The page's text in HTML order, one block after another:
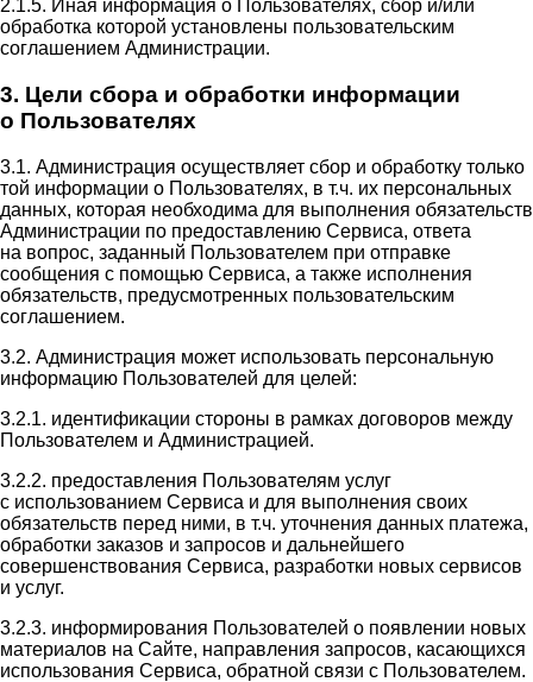
2.1.5. Иная информация о Пользователях, сбор и/или
обработка которой установлены пользовательским
соглашением Администрации.
3. Цели сбора и обработки информации
о Пользователях
3.1. Администрация осуществляет сбор и обработку только
той информации о Пользователях, в т.ч. их персональных
данных, которая необходима для выполнения обязательств
Администрации по предоставлению Сервиса, ответа
на вопрос, заданный Пользователем при отправке
сообщения с помощью Сервиса, а также исполнения
обязательств, предусмотренных пользовательским
соглашением.
3.2. Администрация может использовать персональную
информацию Пользователей для целей:
3.2.1. идентификации стороны в рамках договоров между
Пользователем и Администрацией.
3.2.2. предоставления Пользователям услуг
с использованием Сервиса и для выполнения своих
обязательств перед ними, в т.ч. уточнения данных платежа,
обработки заказов и запросов и дальнейшего
совершенствования Сервиса, разработки новых сервисов
и услуг.
3.2.3. информирования Пользователей о появлении новых
материалов на Сайте, направления запросов, касающихся
использования Сервиса, обратной связи с Пользователем.